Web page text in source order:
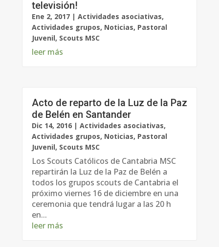
televisión!
Ene 2, 2017| Actividades asociativas,
Actividades grupos, Noticias, Pastoral
Juvenil, Scouts MSC
leer más
Acto de reparto de la Luz de la Paz
de Belén en Santander
Dic 14, 2016| Actividades asociativas,
Actividades grupos, Noticias, Pastoral
Juvenil, Scouts MSC
Los Scouts Católicos de Cantabria MSC
repartirán la Luz de la Paz de Belén a
todos los grupos scouts de Cantabria el
próximo viernes 16 de diciembre en una
ceremonia que tendrá lugar a las 20 h
en...
leer más